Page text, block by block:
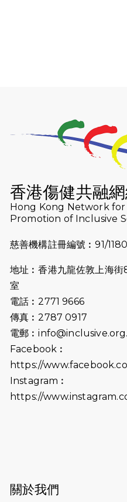
2026-07-23
猛龍長
（19:00
猛龍長
2026-07-10
【猛龍戈
融網絡15
2026-07-09
猛龍長
2026-07-02
2026-06-25
（19:00
2026-06-18
猛龍長跑
2026-06-11
猛龍長跑
2026-05-28
香港傷健共融
Hong Kong Network
Promotion of Inclusive
慈善機構註冊編號︰91/
地址︰香港九龍佐敦上海
室
電話︰2771 9666
傳真︰2787 0917
電郵︰
Facebook︰
https://
Instagram︰
https://
關於我們